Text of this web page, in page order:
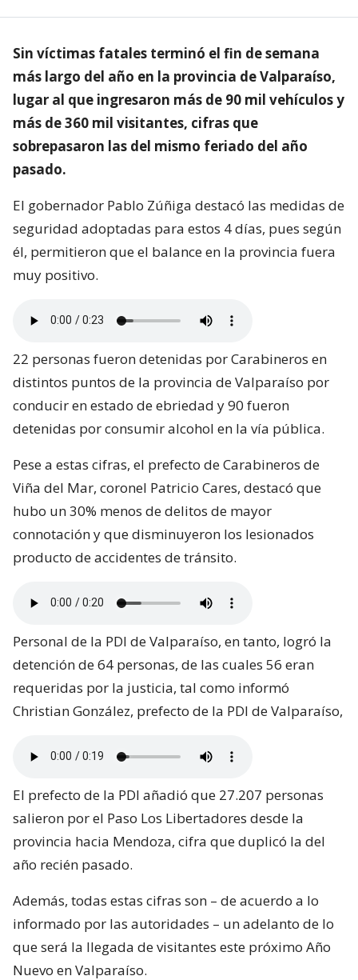
Sin víctimas fatales terminó el fin de semana
más largo del año en la provincia de Valparaíso,
lugar al que ingresaron más de 90 mil vehículos y
más de 360 mil visitantes, cifras que
sobrepasaron las del mismo feriado del año
pasado.
El gobernador Pablo Zúñiga destacó las medidas de
seguridad adoptadas para estos 4 días, pues según
él, permitieron que el balance en la provincia fuera
muy positivo.
22 personas fueron detenidas por Carabineros en
distintos puntos de la provincia de Valparaíso por
conducir en estado de ebriedad y 90 fueron
detenidas por consumir alcohol en la vía pública.
Pese a estas cifras, el prefecto de Carabineros de
Viña del Mar, coronel Patricio Cares, destacó que
hubo un 30% menos de delitos de mayor
connotación y que disminuyeron los lesionados
producto de accidentes de tránsito.
Personal de la PDI de Valparaíso, en tanto, logró la
detención de 64 personas, de las cuales 56 eran
requeridas por la justicia, tal como informó
Christian González, prefecto de la PDI de Valparaíso,
El prefecto de la PDI añadió que 27.207 personas
salieron por el Paso Los Libertadores desde la
provincia hacia Mendoza, cifra que duplicó la del
año recién pasado.
Además, todas estas cifras son – de acuerdo a lo
informado por las autoridades – un adelanto de lo
que será la llegada de visitantes este próximo Año
Nuevo en Valparaíso.